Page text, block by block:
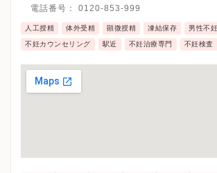
電話番号： 0120-853-999
人工授精 体外受精 顕微授精 凍結保存 男性不
不妊カウンセリング 駅近 不妊治療専門 不妊検査